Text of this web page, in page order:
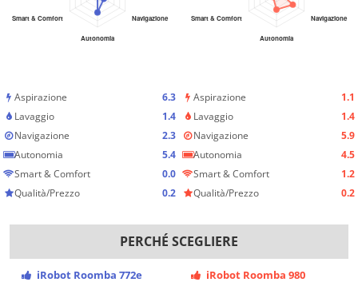
Aspirazione
6.3
Lavaggio
1.4
Navigazione
2.3
Autonomia
5.4
Smart & Comfort
0.0
Qualità/Prezzo
0.2
Aspirazione
1.1
Lavaggio
1.4
Navigazione
5.9
Autonomia
4.5
Smart & Comfort
1.2
Qualità/Prezzo
0.2
PERCHÉ SCEGLIERE
iRobot Roomba 772e
iRobot Roomba 980